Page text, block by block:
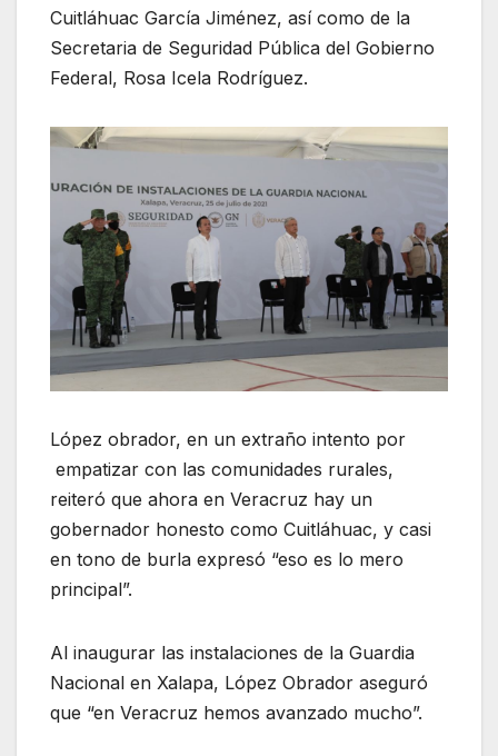
Cuitláhuac García Jiménez, así como de la
Secretaria de Seguridad Pública del Gobierno
Federal, Rosa Icela Rodríguez.
López obrador, en un extraño intento por
empatizar con las comunidades rurales,
reiteró que ahora en Veracruz hay un
gobernador honesto como Cuitláhuac, y casi
en tono de burla expresó “eso es lo mero
principal”.
Al inaugurar las instalaciones de la Guardia
Nacional en Xalapa, López Obrador aseguró
que “en Veracruz hemos avanzado mucho”.